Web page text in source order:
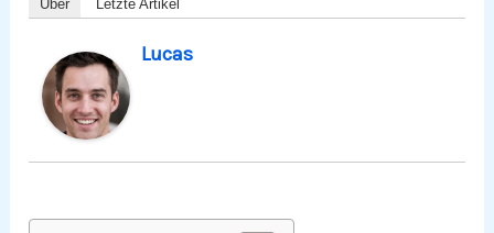
Über Letzte Artikel
Lucas